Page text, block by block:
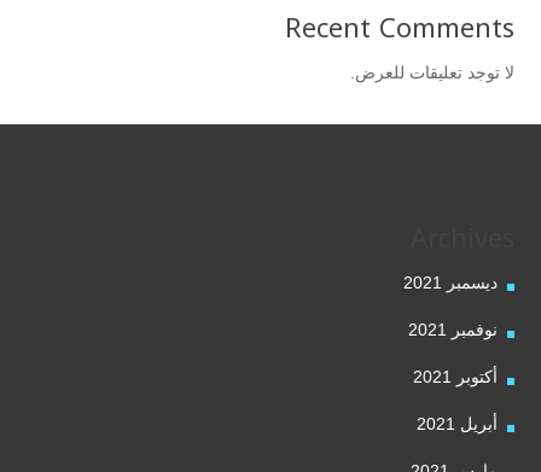
Recent Comments
لا توجد تعليقات للعرض.
ديسمبر 2021
نوفمبر 2021
أكتوبر 2021
أبريل 2021